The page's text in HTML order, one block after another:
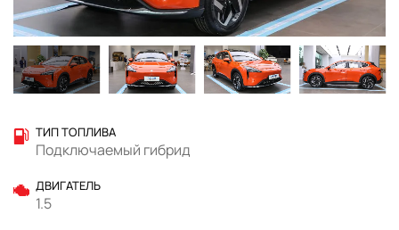
ТИП ТОПЛИВА
Подключаемый гибрид
ДВИГАТЕЛЬ
1.5